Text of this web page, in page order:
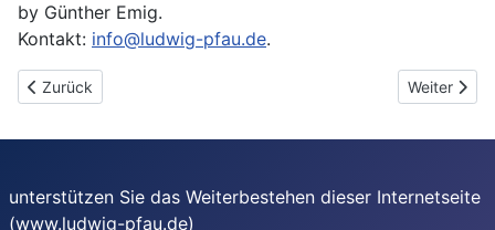
by Günther Emig.
Kontakt: info@ludwig-pfau.de.
Vorheriger Beitrag: Das blühende Grab
Zurück Nächster
Weiter
unterstützen Sie das Weiterbestehen dieser Internetseite
(www.ludwig-pfau.de)